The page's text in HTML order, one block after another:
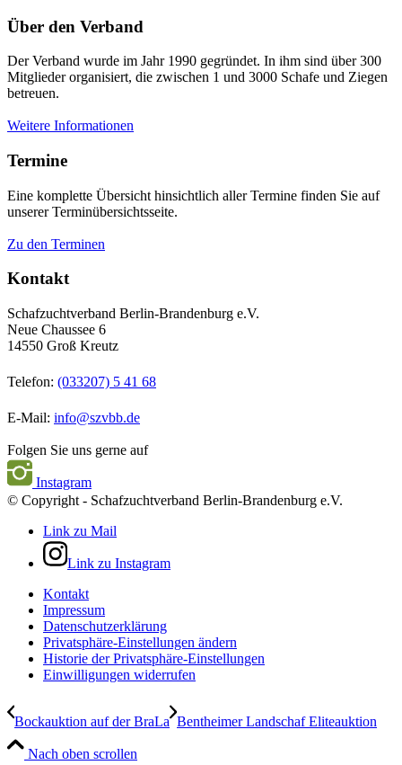
Über den Verband
Der Verband wurde im Jahr 1990 gegründet. In ihm sind über 300
Mitglieder organisiert, die zwischen 1 und 3000 Schafe und Ziegen
betreuen.
Weitere Informationen
Termine
Eine komplette Übersicht hinsichtlich aller Termine finden Sie auf
unserer Terminübersichtsseite.
Zu den Terminen
Kontakt
Schafzuchtverband Berlin-Brandenburg e.V.
Neue Chaussee 6
14550 Groß Kreutz
Telefon: (033207) 5 41 68
E-Mail: info@szvbb.de
Folgen Sie uns gerne auf
Instagram
© Copyright - Schafzuchtverband Berlin-Brandenburg e.V.
Link zu Mail
Link zu Instagram
Kontakt
Impressum
Datenschutzerklärung
Privatsphäre-Einstellungen ändern
Historie der Privatsphäre-Einstellungen
Einwilligungen widerrufen
Bockauktion auf der BraLa Bentheimer Landschaf Eliteauktion
Nach oben scrollen